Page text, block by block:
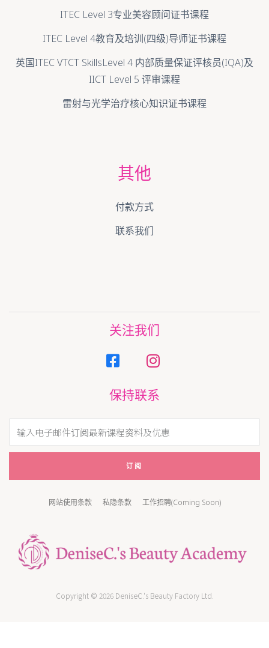
ITEC Level 3专业美容顾问证书课程
ITEC Level 4教育及培训(四级)导师证书课程
英国ITEC VTCT SkillsLevel 4 内部质量保证评核员(IQA)及
IICT Level 5 评审课程
雷射与光学治疗核心知识证书课程
其他
付款方式
联系我们
关注我们
保持联系
订阅
Copyright © 2026 DeniseC.'s Beauty Factory Ltd.
网站使用条款 私隐条款 工作招聘(Coming Soon)